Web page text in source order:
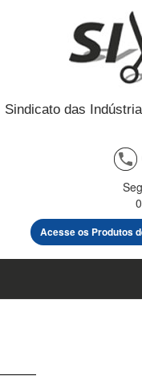
Sindicato das
Acesse os Produtos